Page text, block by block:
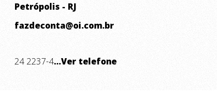
Petrópolis - RJ
fazdeconta@oi.com.br
24 2237-4...Ver telefone